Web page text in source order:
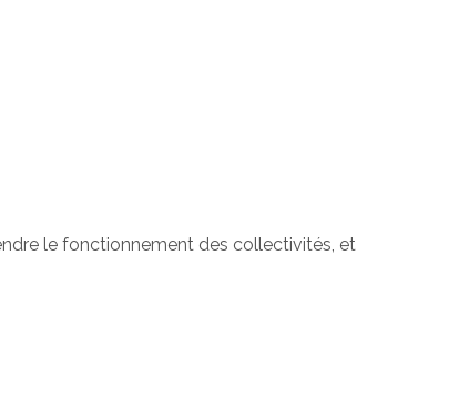
le fonctionnement des collectivités, et